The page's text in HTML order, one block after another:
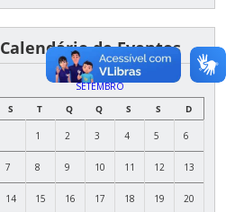
Calendário de Eventos
SETEMBRO
S
T Q Q S S D
1 2 3 4 5 6
7 8 9 10 11 12 13
14 15 16 17 18 19 20